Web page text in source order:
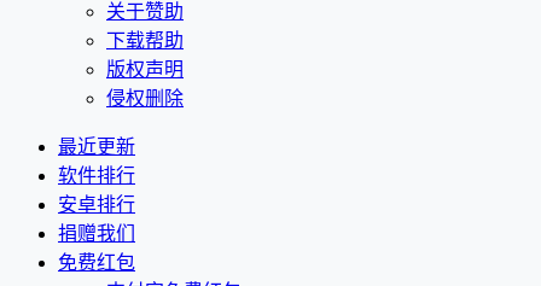
关于赞助
下载帮助
版权声明
侵权删除
最近更新
软件排行
安卓排行
捐赠我们
免费红包